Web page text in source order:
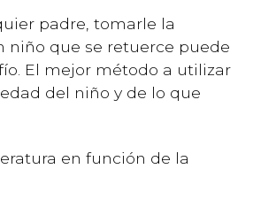
padre, tomarle la
niño que se retuerce puede
El mejor método a utilizar
del niño y de lo que
en función de la